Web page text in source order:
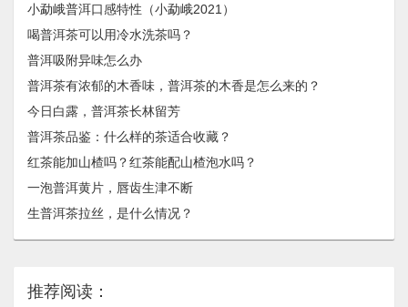
小勐峨普洱口感特性（小勐峨2021）
喝普洱茶可以用冷水洗茶吗？
普洱吸附异味怎么办
普洱茶有浓郁的木香味，普洱茶的木香是怎么来的？
今日白露，普洱茶长林留芳
普洱茶品鉴：什么样的茶适合收藏？
红茶能加山楂吗？红茶能配山楂泡水吗？
一泡普洱黄片，唇齿生津不断
生普洱茶拉丝，是什么情况？
推荐阅读：